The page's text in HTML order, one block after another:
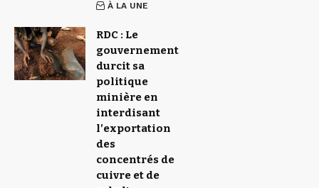
À LA UNE
RDC : Le
gouvernement
durcit sa
politique
minière en
interdisant
l’exportation
des
concentrés de
cuivre et de